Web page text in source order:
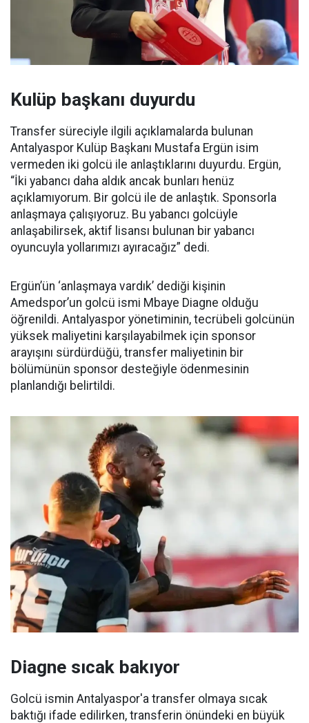
Kulüp başkanı duyurdu
Transfer süreciyle ilgili açıklamalarda bulunan
Antalyaspor Kulüp Başkanı Mustafa Ergün isim
vermeden iki golcü ile anlaştıklarını duyurdu. Ergün,
“İki yabancı daha aldık ancak bunları henüz
açıklamıyorum. Bir golcü ile de anlaştık. Sponsorla
anlaşmaya çalışıyoruz. Bu yabancı golcüyle
anlaşabilirsek, aktif lisansı bulunan bir yabancı
oyuncuyla yollarımızı ayıracağız” dedi.
Ergün’ün ‘anlaşmaya vardık’ dediği kişinin
Amedspor’un golcü ismi Mbaye Diagne olduğu
öğrenildi. Antalyaspor yönetiminin, tecrübeli golcünün
yüksek maliyetini karşılayabilmek için sponsor
arayışını sürdürdüğü, transfer maliyetinin bir
bölümünün sponsor desteğiyle ödenmesinin
planlandığı belirtildi.
Diagne sıcak bakıyor
Golcü ismin Antalyaspor'a transfer olmaya sıcak
baktığı ifade edilirken, transferin önündeki en büyük